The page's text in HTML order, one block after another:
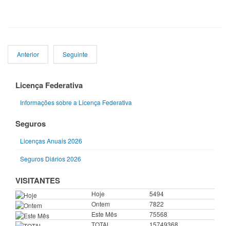
Anterior Seguinte
Licença Federativa
Informações sobre a Licença Federativa
Seguros
Licenças Anuais 2026
Seguros Diários 2026
VISITANTES
Hoje
5494
Ontem
7822
Este Mês
75568